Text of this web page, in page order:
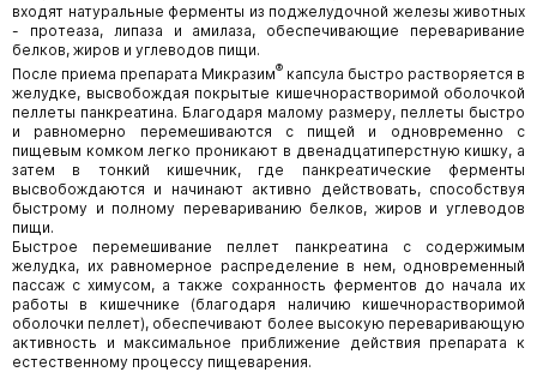
входят натуральные ферменты из поджелудочной железы животных
- протеаза, липаза и амилаза, обеспечивающие переваривание
белков, жиров и углеводов пищи.
После приема препарата Микразим® капсула быстро растворяется в
желудке, высвобождая покрытые кишечнорастворимой оболочкой
пеллеты панкреатина. Благодаря малому размеру, пеллеты быстро
и равномерно перемешиваются с пищей и одновременно с
пищевым комком легко проникают в двенадцатиперстную кишку, а
затем в тонкий кишечник, где панкреатические ферменты
высвобождаются и начинают активно действовать, способствуя
быстрому и полному перевариванию белков, жиров и углеводов
пищи.
Быстрое перемешивание пеллет панкреатина с содержимым
желудка, их равномерное распределение в нем, одновременный
пассаж с химусом, а также сохранность ферментов до начала их
работы в кишечнике (благодаря наличию кишечнорастворимой
оболочки пеллет), обеспечивают более высокую переваривающую
активность и максимальное приближение действия препарата к
естественному процессу пищеварения.